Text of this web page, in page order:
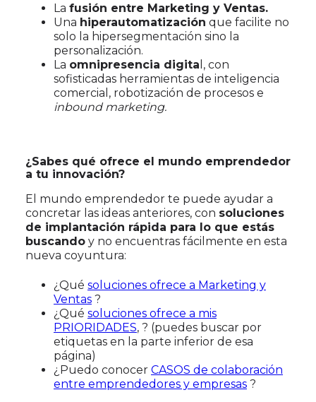
La fusión entre Marketing y Ventas.
Una hiperautomatización que facilite no
solo la hipersegmentación sino la
personalización.
La omnipresencia digita l, con
sofisticadas herramientas de inteligencia
comercial, robotización de procesos e
inbound marketing.
¿Sabes qué ofrece el mundo emprendedor
a tu innovación?
El mundo emprendedor te puede ayudar a
concretar las ideas anteriores, con soluciones
de implantación rápida para lo que estás
buscando y no encuentras fácilmente en esta
nueva coyuntura:
¿Qué soluciones ofrece a Marketing y
Ventas ?
¿Qué soluciones ofrece a mis
PRIORIDADES, ? (puedes buscar por
etiquetas en la parte inferior de esa
página)
¿Puedo conocer CASOS de colaboración
entre emprendedores y empresas ?